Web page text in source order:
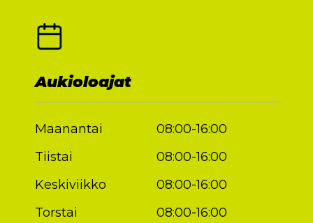
Aukioloajat
Maanantai
08:00-16:00
Tiistai
08:00-16:00
Keskiviikko
08:00-16:00
Torstai
08:00-16:00